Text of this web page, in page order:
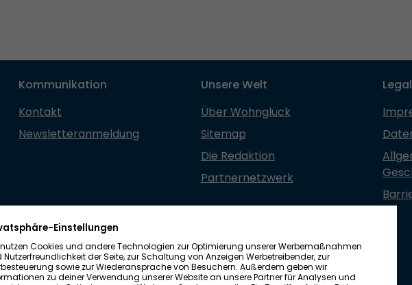
Kommunikation
Kontakt
Newsletteranmeldung
Unsere Welt
Über Wohnglück
Sitemap
Die Redaktion
Partnernetzwerk
Legal